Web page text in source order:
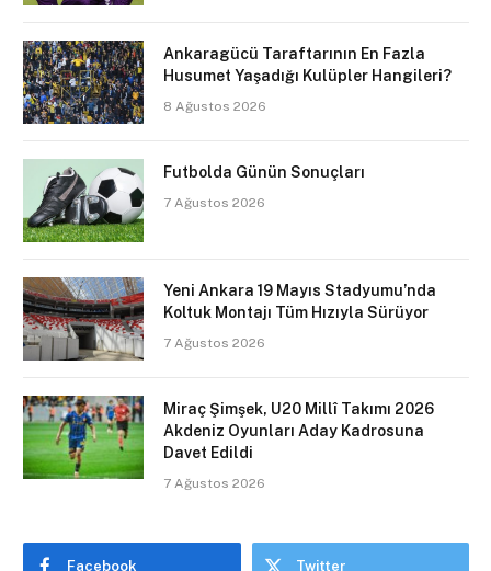
Ankaragücü Taraftarının En Fazla
Husumet Yaşadığı Kulüpler Hangileri?
8 Ağustos 2026
Futbolda Günün Sonuçları
7 Ağustos 2026
Yeni Ankara 19 Mayıs Stadyumu’nda
Koltuk Montajı Tüm Hızıyla Sürüyor
7 Ağustos 2026
Miraç Şimşek, U20 Millî Takımı 2026
Akdeniz Oyunları Aday Kadrosuna
Davet Edildi
7 Ağustos 2026
Facebook Twitter